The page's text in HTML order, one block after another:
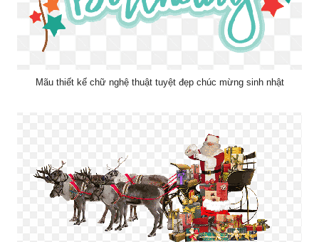
Mãu thiết kế chữ nghệ thuật tuyệt đẹp chúc mừng sinh nhật